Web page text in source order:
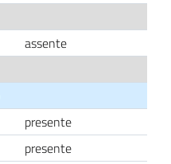
assente
presente
presente